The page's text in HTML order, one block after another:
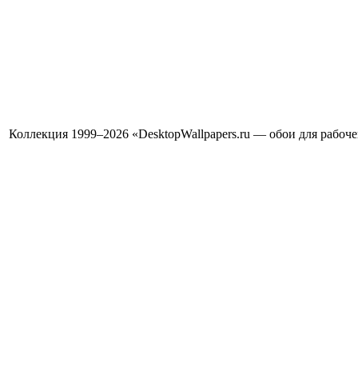
Коллекция 1999–2026 «DesktopWallpapers.ru — обои для